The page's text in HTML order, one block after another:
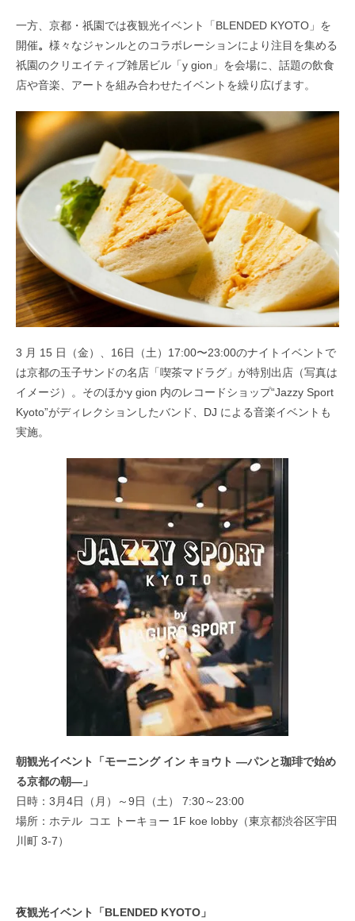
一方、京都・祇園では夜観光イベント「BLENDED KYOTO」を
開催。 様々なジャンルとのコラボレーションにより注目を集める
祇園のクリエイティブ雑居ビル「y gion」を会場に、話題の飲食
店や音楽、アートを組み合わせたイベントを繰り広げます。
3 月 15 日（金）、16日（土）17:00〜23:00のナイトイベントで
は京都の玉子サンドの名店「喫茶マドラグ」が特別出店（写真は
イメージ）。そのほかy gion 内のレコードショップ“Jazzy Sport
Kyoto”がディレクションしたバンド、DJ による音楽イベントも
実施。
朝観光イベント「モーニング イン キョウト ―パンと珈琲で始め
る京都の朝―」
日時：3月4日（月）～9日（土） 7:30～23:00
場所：ホテル コエ トーキョー 1F koe lobby（東京都渋谷区宇田
川町 3-7）
夜観光イベント「BLENDED KYOTO」